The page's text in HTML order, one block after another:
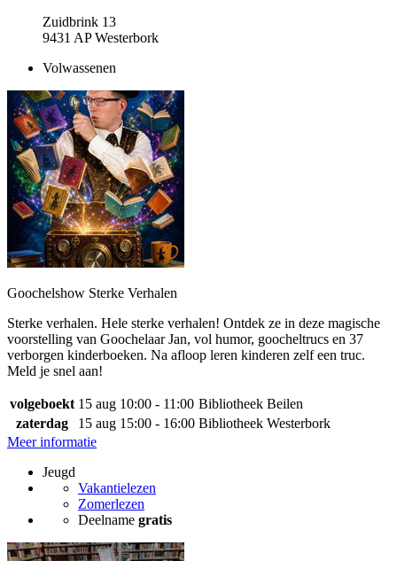
Zuidbrink 13
9431 AP Westerbork
Volwassenen
Goochelshow Sterke Verhalen
Sterke verhalen. Hele sterke verhalen! Ontdek ze in deze magische
voorstelling van Goochelaar Jan, vol humor, goocheltrucs en 37
verborgen kinderboeken. Na afloop leren kinderen zelf een truc.
Meld je snel aan!
volgeboekt 15 aug 10:00 - 11:00 Bibliotheek Beilen
zaterdag
15 aug 15:00 - 16:00 Bibliotheek Westerbork
Meer informatie
Jeugd
Vakantielezen
Zomerlezen
Deelname gratis